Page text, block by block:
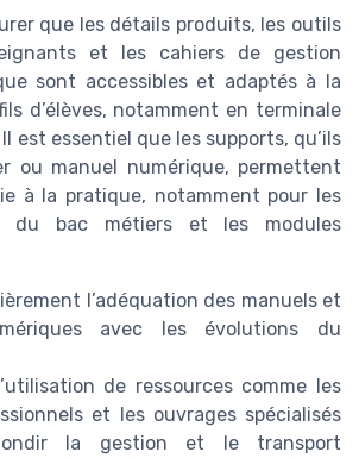
que les détails produits, les outils
et les cahiers de gestion
sont accessibles et adaptés à la
d’élèves, notamment en terminale
est essentiel que les supports, qu’ils
ou manuel numérique, permettent
à la pratique, notamment pour les
du bac métiers et les modules
l’adéquation des manuels et
avec les évolutions du
de ressources comme les
et les ouvrages spécialisés
la gestion et le transport